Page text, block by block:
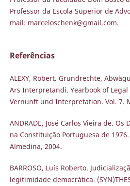
Professor da Escola Superior de
mail: marceloschenk@gmail.com.
Referências
ALEXY, Robert. Grundrechte,
Ars Interpretandi. Yearbook of
Vernunft und Interpretation. Vol. 7.
ANDRADE, José Carlos Vieira de.
na Constituição Portuguesa de
Almedina, 2004.
BARROSO, Luís Roberto.
legitimidade democrática.